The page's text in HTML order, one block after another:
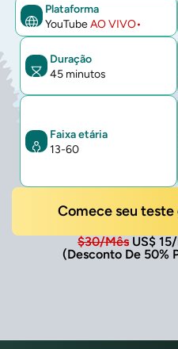
Plataforma
YouTubeAO VIVO•
Duração
45 minutos
Faixa etária
13-60
Comece seu
$30/mês US$
(Desconto De 50%